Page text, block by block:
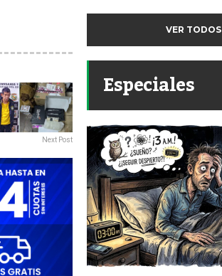
Next Post
VER TODOS
Especiales